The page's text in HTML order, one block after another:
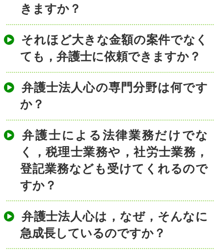
きますか？
それほど大きな金額の案件でなく
ても，弁護士に依頼できますか？
弁護士法人心の専門分野は何です
か？
弁護士による法律業務だけでな
く，税理士業務や，社労士業務，
登記業務なども受けてくれるので
すか？
弁護士法人心は，なぜ，そんなに
急成長しているのですか？